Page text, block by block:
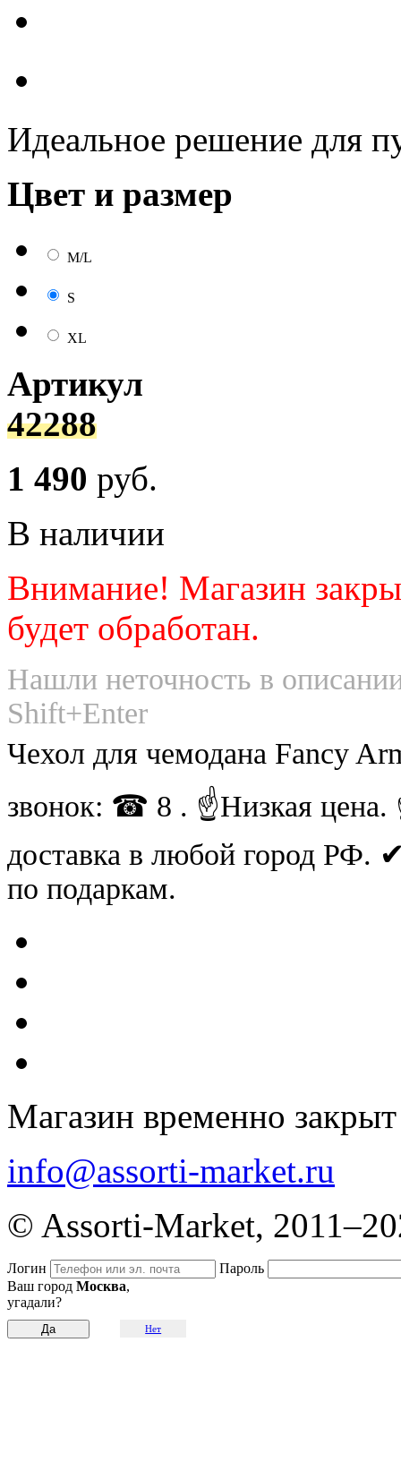
Идеальное решение для
Цвет и размер
M/L
S
XL
Артикул
42288
1 490 руб.
В наличии
Внимание! Магазин
будет обработан.
Нашли неточность в
Shift+Enter
Чехол для чемодана Fancy
звонок: ☎ 8 . ☝Низкая
доставка в любой город
по подаркам.
Магазин временно закрыт
info@assorti-market.ru
© Assorti-Market,
Логин
Пароль
Ваш город Москва,
угадали?
Нет